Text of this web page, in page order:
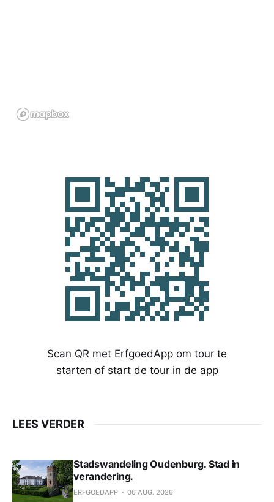
Scan QR met ErfgoedApp om tour te
starten of start de tour in de app
LEES VERDER
Stadswandeling Oudenburg. Stad in
verandering.
ERFGOEDAPP 06 AUG. 2026